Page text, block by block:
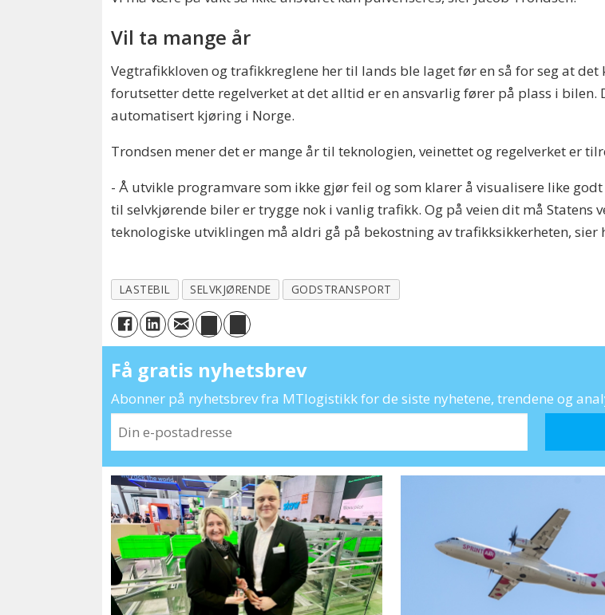
Vil ta mange år
Vegtrafikkloven og trafikkreglene her til lands ble laget før en så for seg at
forutsetter dette regelverket at det alltid er en ansvarlig fører på plass i
automatisert kjøring i Norge.
Trondsen mener det er mange år til teknologien, veinettet og regelverket er
- Å utvikle programvare som ikke gjør feil og som klarer å visualisere like
til selvkjørende biler er trygge nok i vanlig trafikk. Og på veien dit må Statens
teknologiske utviklingen må aldri gå på bekostning av trafikksikkerheten, sier
LASTEBIL SELVKJØRENDE GODSTRANSPORT
Få gratis nyhetsbrev
Abonner på nyhetsbrev fra MTlogistikk for de siste nyhetene, trendene og